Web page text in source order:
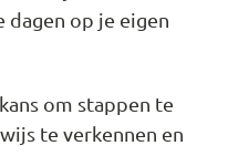
dagen op je eigen
om stappen te
te verkennen en